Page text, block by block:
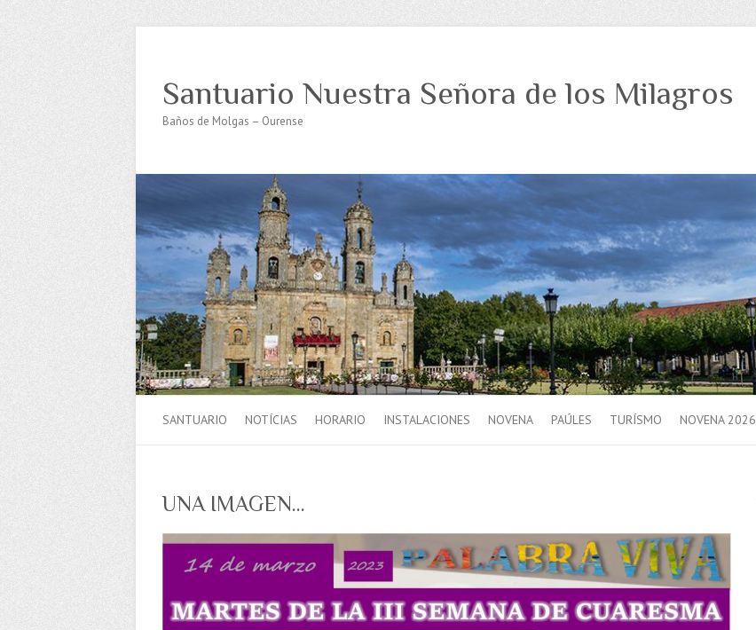
Santuario Nuestra Señora de los Milagros
Baños de Molgas – Ourense
SANTUARIO NOTÍCIAS HORARIO INSTALACIONES NOVENA PAÚLES TURÍSMO NOVENA 2026
UNA IMAGEN…